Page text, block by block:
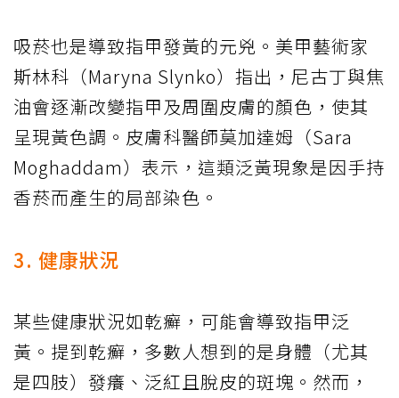
吸菸也是導致指甲發黃的元兇。美甲藝術家
斯林科（Maryna Slynko）指出，尼古丁與焦
油會逐漸改變指甲及周圍皮膚的顏色，使其
呈現黃色調。皮膚科醫師莫加達姆（Sara
Moghaddam）表示，這類泛黃現象是因手持
香菸而產生的局部染色。
3. 健康狀況
某些健康狀況如乾癬，可能會導致指甲泛
黃。提到乾癬，多數人想到的是身體（尤其
是四肢）發癢、泛紅且脫皮的斑塊。然而，